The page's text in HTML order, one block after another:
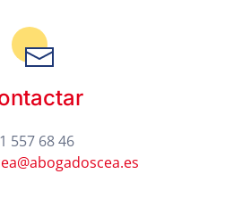
557 68 46